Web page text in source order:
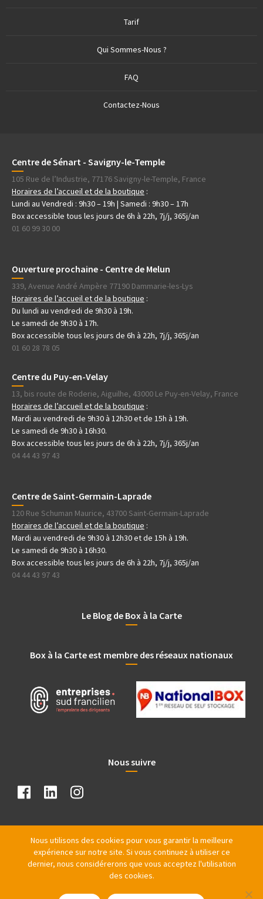
Tarif
Qui Sommes-Nous ?
FAQ
Contactez-Nous
Centre de Sénart - Savigny-le-Temple
105 Rue de l’Industrie, 77176 Savigny-le-Temple, France
Horaires de l’accueil et de la boutique :
Lundi au Vendredi : 9h30 – 19h | Samedi : 9h30 – 17h
Box accessible tous les jours de 6h à 22h, 7j/j, 365j/an
01 60 99 30 00
Ouverture prochaine - Centre de Melun
339, Avenue André Ampère 77190 Dammarie-les-Lys
Horaires de l’accueil et de la boutique :
Du lundi au vendredi de 9h30 à 19h.
Le samedi de 9h30 à 17h.
Box accessible tous les jours de 6h à 22h, 7j/j, 365j/an
01 60 28 78 05
Centre du Puy-en-Velay
13, bis route de Roderie, Aiguilhe, 43000 Le Puy-en-Velay, France
Horaires de l’accueil et de la boutique :
Mardi au vendredi de 9h30 à 12h30 et de 15h à 19h.
Le samedi de 9h30 à 16h30.
Box accessible tous les jours de 6h à 22h, 7j/j, 365j/an
04 44 43 97 43
Centre de Saint-Germain-Laprade
120 Rue Schuman Maurice, 43700 Saint-Germain-Laprade
Horaires de l’accueil et de la boutique :
Mardi au vendredi de 9h30 à 12h30 et de 15h à 19h.
Le samedi de 9h30 à 16h30.
Box accessible tous les jours de 6h à 22h, 7j/j, 365j/an
04 44 43 97 43
Le Blog de Box à la Carte
Box à la Carte est membre des réseaux nationaux
Nous suivre
Nous utilisons des cookies pour vous garantir la meilleure
expérience sur notre site. Si vous continuez à utiliser ce
dernier, nous considérerons que vous acceptez l'utilisation
des cookies.